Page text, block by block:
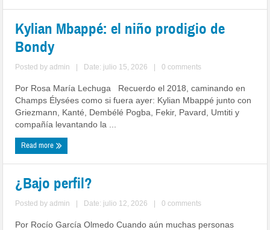
Kylian Mbappé: el niño prodigio de
Bondy
Posted byadmin Date: julio 15, 2026 0 comments
Por Rosa María Lechuga Recuerdo el 2018, caminando en
Champs Élysées como si fuera ayer: Kylian Mbappé junto con
Griezmann, Kanté, Dembélé Pogba, Fekir, Pavard, Umtiti y
compañía levantando la ...
Read more
¿Bajo perfil?
Posted byadmin Date: julio 12, 2026 0 comments
Por Rocío García Olmedo Cuando aún muchas personas